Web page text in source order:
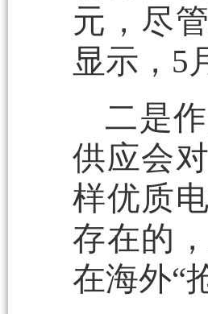
元，尽
显示，5
二是
供应会
样优质
存在的
在海外“